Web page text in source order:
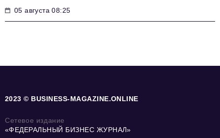
05 августа 08:25
2023 © BUSINESS-MAGAZINE.ONLINE
Сетевое издание
«ФЕДЕРАЛЬНЫЙ БИЗНЕС ЖУРНАЛ»